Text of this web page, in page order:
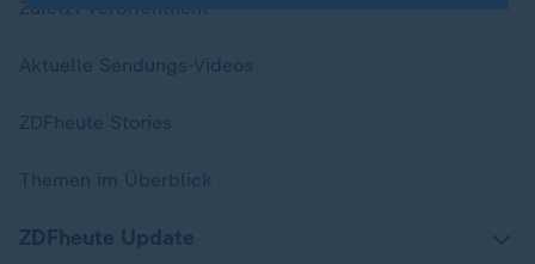
Zuletzt veröffentlicht